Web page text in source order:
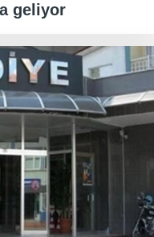
geliyor